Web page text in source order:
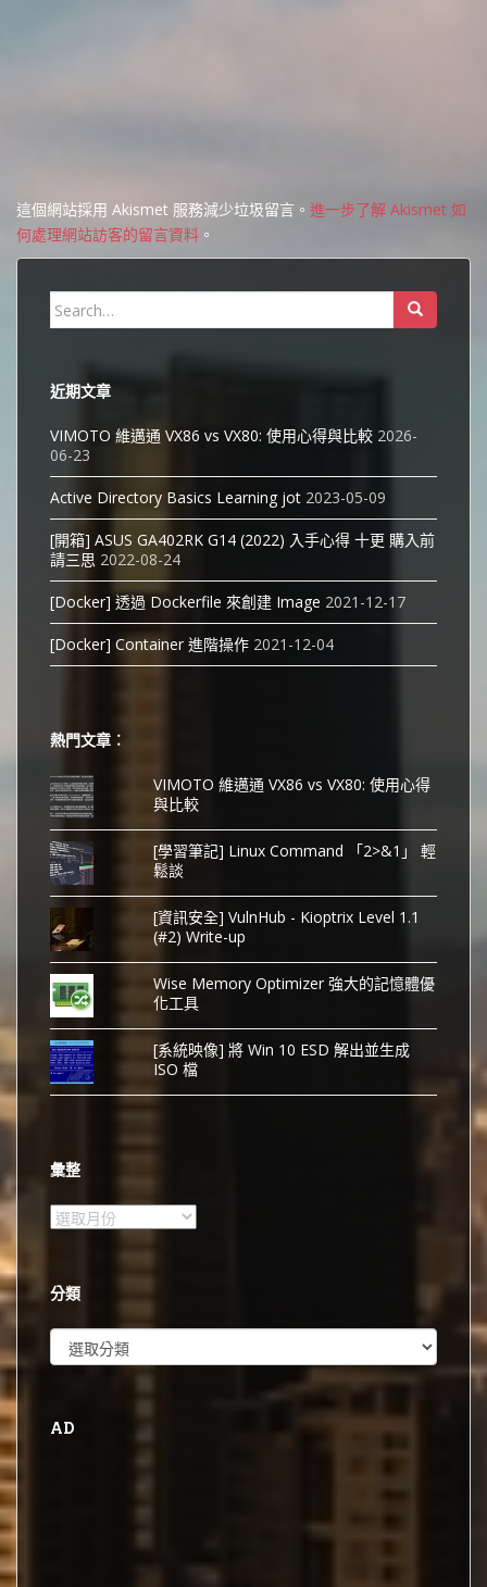
這個網站採用 Akismet 服務減少垃圾留言。 進一步了解 Akismet 如
何處理網站訪客的留言資料 。
Search
for:
近期文章
VIMOTO 維邁通 VX86 vs VX80: 使用心得與比較 2026-
06-23
Active Directory Basics Learning jot 2023-05-09
[開箱] ASUS GA402RK G14 (2022) 入手心得 十更 購入前
請三思 2022-08-24
[Docker] 透過 Dockerfile 來創建 Image 2021-12-17
[Docker] Container 進階操作 2021-12-04
熱門文章︰
VIMOTO 維邁通 VX86 vs VX80: 使用心得
與比較
[學習筆記] Linux Command 「2>&1」 輕
鬆談
[資訊安全] VulnHub - Kioptrix Level 1.1
(#2) Write-up
Wise Memory Optimizer 強大的記憶體優
化工具
[系統映像] 將 Win 10 ESD 解出並生成
ISO 檔
彙整
彙
分類
類
AD